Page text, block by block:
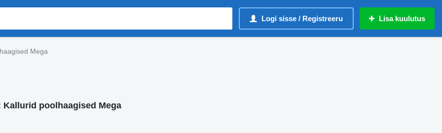
Logi sisse / Registreeru Lisa kuulutus
Mega
Kallurid poolhaagised Mega